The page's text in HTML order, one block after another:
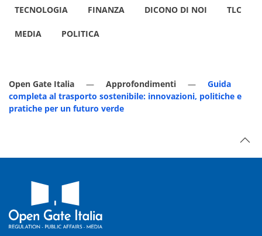
TECNOLOGIA FINANZA DICONO DI NOI TLC
MEDIA POLITICA
Open Gate Italia Approfondimenti
Guida
completa al trasporto sostenibile: innovazioni, politiche e
pratiche per un futuro verde